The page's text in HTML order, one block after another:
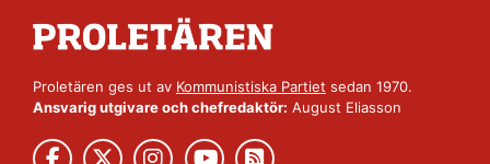
Proletären ges ut av Kommunistiska Partiet sedan 1970.
Ansvarig utgivare och chefredaktör: August Eliasson